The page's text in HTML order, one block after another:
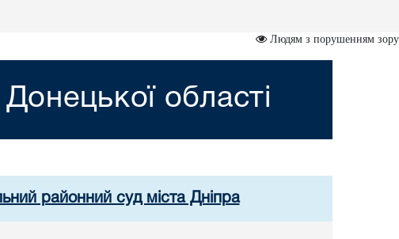
Людям з порушенням зору
області
районний суд міста Дніпра